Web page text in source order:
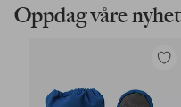
Oppdag våre
Legg